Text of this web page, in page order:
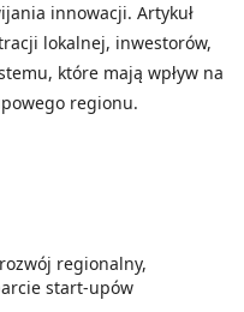
rozwój regionalny
start-upów
innowacji. Artykuł
lokalnej, inwestorów,
które mają wpływ na
regionu.